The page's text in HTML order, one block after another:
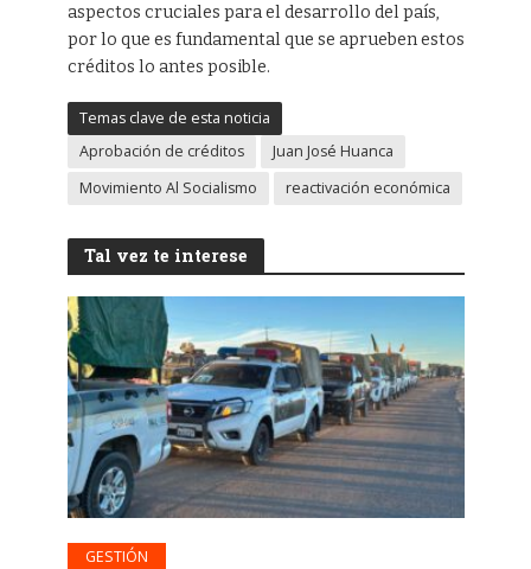
aspectos cruciales para el desarrollo del país,
por lo que es fundamental que se aprueben estos
créditos lo antes posible.
Temas clave de esta noticia
Aprobación de créditos
Juan José Huanca
Movimiento Al Socialismo
reactivación económica
Tal vez te interese
GESTIÓN